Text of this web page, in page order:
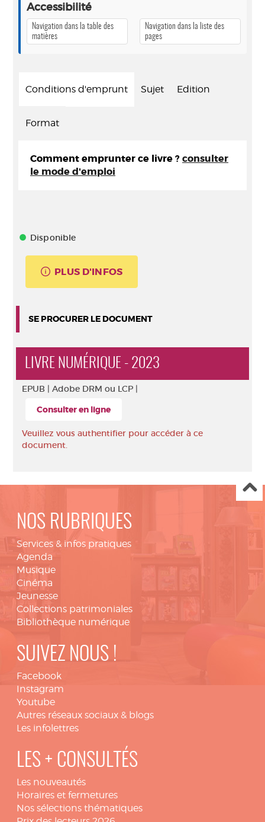
Accessibilité
Navigation dans la table des
matières
Navigation dans la liste des
pages
Conditions d'emprunt Sujet Edition
Format
Comment emprunter ce livre ? consulter
le mode d'emploi
Disponible
PLUS D'INFOS
SE PROCURER LE DOCUMENT
LIVRE NUMÉRIQUE - 2023
EPUB | Adobe DRM ou LCP |
Consulter en ligne
Veuillez vous authentifier pour accéder à ce
document.
NOS RUBRIQUES
Services & infos pratiques
Agenda
Musique
Cinéma
Jeunesse
Collections patrimoniales
Bibliothèque numérique
SUIVEZ NOUS !
Facebook
Instagram
Youtube
Autres réseaux sociaux & blogs
Les infolettres
LES + CONSULTÉS
Les nouveautés
Horaires et fermetures
Nos sélections thématiques